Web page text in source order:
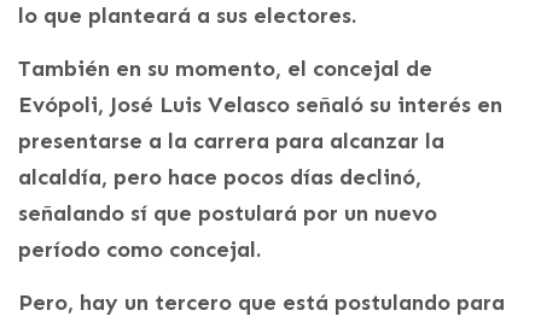
lo que planteará a sus electores.
También en su momento, el concejal de
Evópoli, José Luis Velasco señaló su interés en
presentarse a la carrera para alcanzar la
alcaldía, pero hace pocos días declinó,
señalando sí que postulará por un nuevo
período como concejal.
Pero, hay un tercero que está postulando para